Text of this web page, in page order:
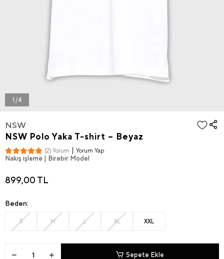
1 / 4
NSW
NSW Polo Yaka T-shirt – Beyaz
(2) Yorum Yorum Yap
Nakış işleme | Birebir Model
899,00 TL
Beden:
S M L XL XXL
Sepete Ekle